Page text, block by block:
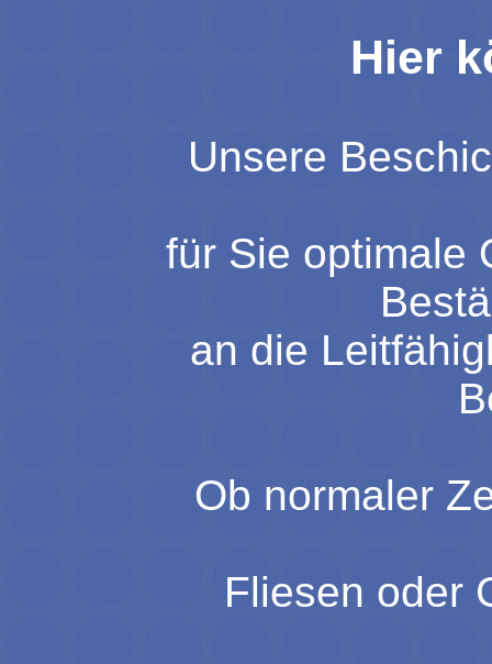
Hier
Unsere
für Sie optimale
an die
Ob normaler
Fliesen oder